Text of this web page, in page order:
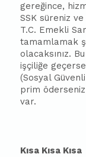
gereğince,
SSK süreniz
T.C. Emekli
tamamlamak
olacaksınız.
işçiliğe
(Sosyal
prim
var.
Kısa Kısa Kısa